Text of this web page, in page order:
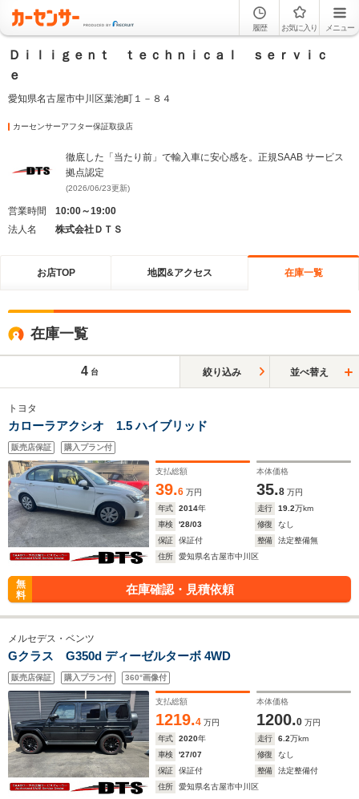
履歴 お気に入り メニュー
Ｄｉｌｉｇｅｎｔ ｔｅｃｈｎｉｃａｌ ｓｅｒｖｉｃ
ｅ
愛知県名古屋市中川区葉池町１－８４
カーセンサーアフター保証取扱店
徹底した「当たり前」で輸入車に安心感を。正規SAAB サービス
拠点認定
(2026/06/23更新)
営業時間
10:00～19:00
法人名
株式会社ＤＴＳ
お店TOP 地図&アクセス 在庫一覧
在庫一覧
4 台 絞り込み 並べ替え
トヨタ
カローラアクシオ 1.5 ハイブリッド
販売店保証 購入プラン付
支払総額
39.6 万円
本体価格
35.8 万円
年式
2014年 走行 19.2万km
車検
'28/03 修復
なし
保証
保証付 整備
法定整備無
住所
愛知県名古屋市中川区
無
料
在庫確認・見積依頼
メルセデス・ベンツ
Gクラス G350d ディーゼルターボ 4WD
販売店保証 購入プラン付 360°画像付
支払総額
1219.4 万円
本体価格
1200.0 万円
年式
2020年 走行 6.2万km
車検
'27/07 修復
なし
保証
保証付 整備
法定整備付
住所
愛知県名古屋市中川区